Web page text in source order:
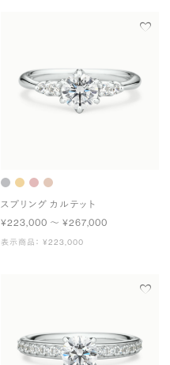
スプリング カルテット
¥223,000 〜 ¥267,000
表示商品： ¥223,000